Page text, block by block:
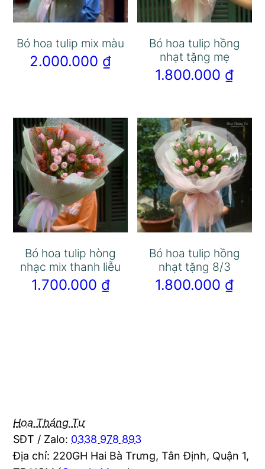
Bó hoa tulip mix màu
2.000.000 ₫
Bó hoa tulip hồng
nhạt tặng mẹ
1.800.000 ₫
Bó hoa tulip hòng
nhạc mix thanh liễu
1.700.000 ₫
Bó hoa tulip hồng
nhạt tặng 8/3
1.800.000 ₫
Hoa Tháng Tư
SĐT / Zalo: 0338 978 893
Địa chỉ: 220GH Hai Bà Trưng, Tân Định, Quận 1,